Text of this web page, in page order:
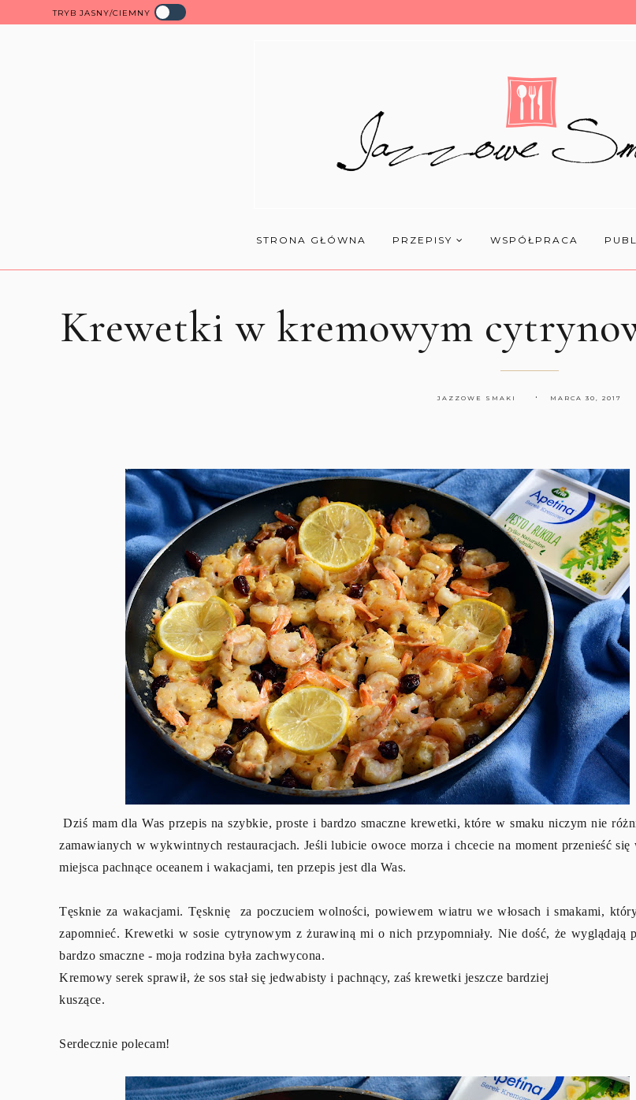
TRYB JASNY/CIEMNY
STRONA GŁÓWNA PRZEPISY WSPÓŁPRACA
Krewetki w kremowym
JAZZOWE SMAKI MARCA 30, 2017
Dziś mam dla Was przepis na szybkie, proste i bardzo smaczne krewetki, które w smaku niczym nie
zamawianych w wykwintnych restauracjach. Jeśli lubicie owoce morza i chcecie na moment przenieść się
miejsca pachnące oceanem i wakacjami, ten przepis jest dla Was.
Tęsknie za wakacjami. Tęsknię za poczuciem wolności, powiewem wiatru we włosach i smakami,
zapomnieć. Krewetki w sosie cytrynowym z żurawiną mi o nich przypomniały. Nie dość, że wyglądają
bardzo smaczne - moja rodzina była zachwycona.
Kremowy serek sprawił, że sos stał się jedwabisty i pachnący, zaś krewetki jeszcze bardziej
kuszące.
Serdecznie polecam!